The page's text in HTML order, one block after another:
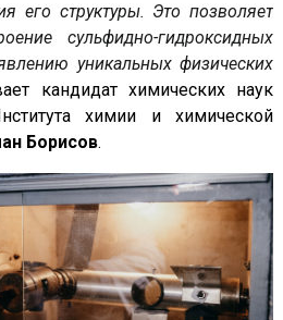
его структуры. Это позволяет
сульфидно-гидроксидных
уникальных физических
кандидат химических наук
химии и химической
Борисов.